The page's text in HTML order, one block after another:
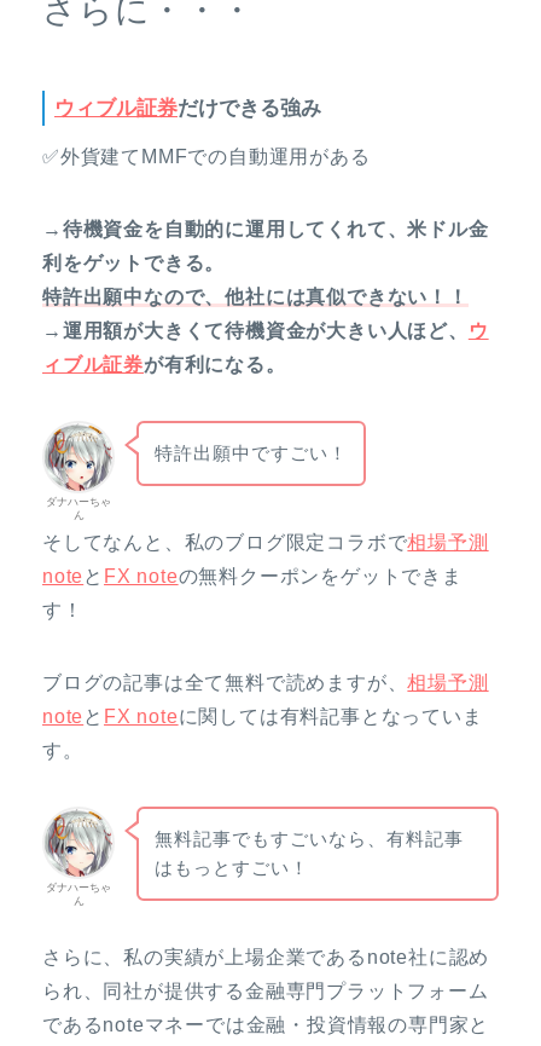
さらに・・・
ウィブル証券だけできる強み
✅外貨建てMMFでの自動運用がある
→待機資金を自動的に運用してくれて、米ドル金
利をゲットできる。
特許出願中なので、他社には真似できない！！
→運用額が大きくて待機資金が大きい人ほど、
ウ
ィブル証券が有利になる。
ダナハーちゃ
ん
特許出願中ですごい！
そしてなんと、私のブログ限定コラボで相場予測
note と FX noteの無料クーポンをゲットできま
す！
ブログの記事は全て無料で読めますが、相場予測
note と FX noteに関しては有料記事となっていま
す。
ダナハーちゃ
ん
無料記事でもすごいなら、有料記事
はもっとすごい！
さらに、私の実績が上場企業であるnote社に認め
られ、同社が提供する金融専門プラットフォーム
であるnoteマネーでは金融・投資情報の専門家と